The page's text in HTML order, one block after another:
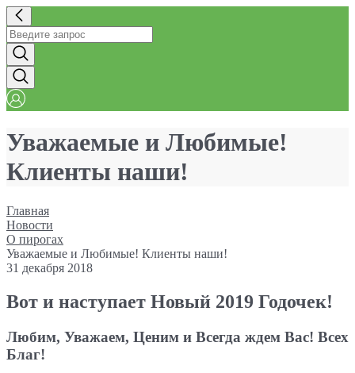
Уважаемые и Любимые!
Клиенты наши!
Главная
Новости
О пирогах
Уважаемые и Любимые! Клиенты наши!
31 декабря 2018
Вот и наступает Новый 2019 Годочек!
Любим, Уважаем, Ценим и Всегда ждем Вас! Всех
Благ!